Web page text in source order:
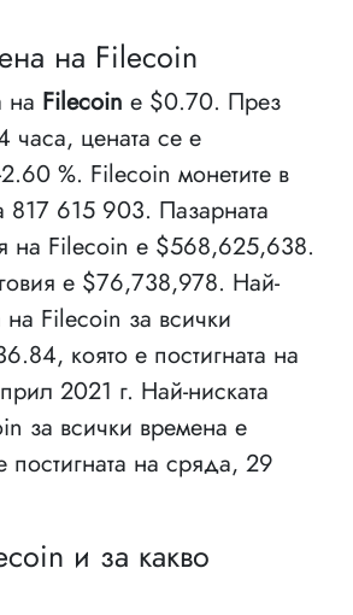
на Filecoin
на Filecoin е $0.70. През
часа, цената се е
%. Filecoin монетите в
615 903. Пазарната
на Filecoin e $568,625,638.
е $76,738,978. Най-
на Filecoin за всички
която е постигната на
2021 г. Най-ниската
за всички времена е
на сряда, 29
и за какво